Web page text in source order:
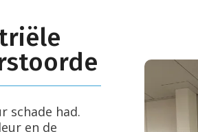
schade had.
en de